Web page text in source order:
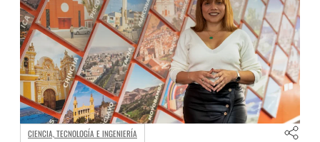
CIENCIA, TECNOLOGÍA E INGENIERÍA